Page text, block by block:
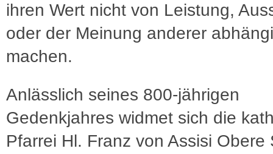
ihren Wert nicht von Leistung,
oder der Meinung anderer
machen.
Anlässlich seines 800-jährigen
Gedenkjahres widmet sich die
Pfarrei Hl. Franz von Assisi Obere